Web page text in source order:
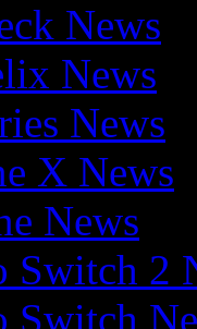
News
News
News
X News
News
Switch 2
Switch